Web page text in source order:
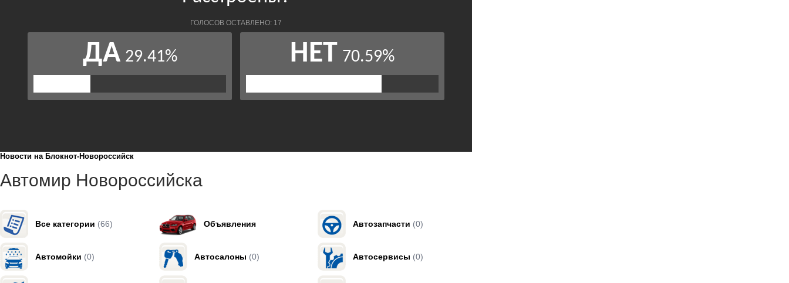
Новости на Блoкнoт-Новороссийск
Автомир Новороссийска
Все категории (66) Объявления Автозапчасти (0)
Автомойки (0) Автосалоны (0) Автосервисы (0)